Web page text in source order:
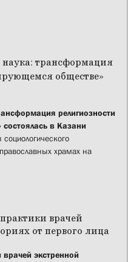
религиозности
в Казани
храмах на
врачей экстренной